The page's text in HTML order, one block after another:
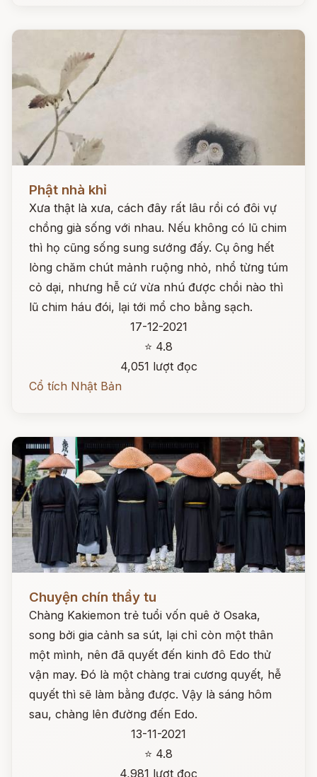
Phật nhà khỉ
Xưa thật là xưa, cách đây rất lâu rồi có đôi vự
chồng già sống với nhau. Nếu không có lũ chim
thì họ cũng sống sung sướng đấy. Cụ ông hết
lòng chăm chút mảnh ruộng nhỏ, nhổ từng túm
cỏ dại, nhưng hễ cứ vừa nhú được chồi nào thì
lũ chim háu đói, lại tới mổ cho bằng sạch.
17-12-2021
⭐ 4.8
4,051 lượt đọc
Cổ tích Nhật Bản
Chuyện chín thầy tu
Chàng Kakiemon trẻ tuổi vốn quê ở Osaka,
song bởi gia cảnh sa sút, lại chỉ còn một thân
một mình, nên đã quyết đến kinh đô Edo thử
vận may. Đó là một chàng trai cương quyết, hễ
quyết thì sẽ làm bằng được. Vậy là sáng hôm
sau, chàng lên đường đến Edo.
13-11-2021
⭐ 4.8
4,981 lượt đọc